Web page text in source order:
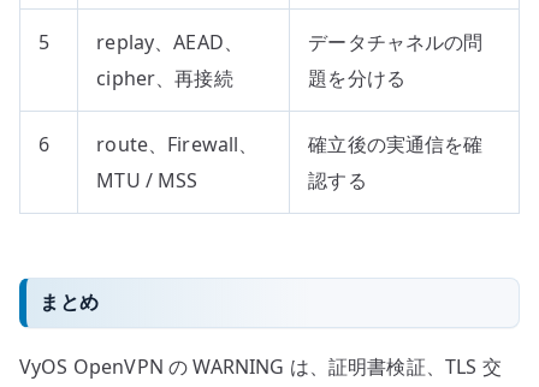
5
replay、AEAD、
cipher、再接続
データチャネルの問
題を分ける
6
route、Firewall、
MTU / MSS
確立後の実通信を確
認する
まとめ
VyOS OpenVPN の WARNING は、証明書検証、TLS 交